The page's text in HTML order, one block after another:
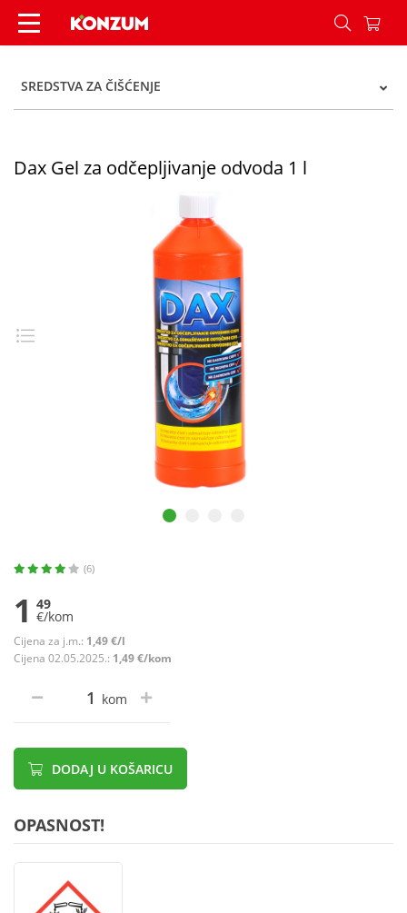
Dax Gel za odčepljivanje odvoda 1 l - Konzum
SREDSTVA ZA ČIŠĆENJE
Dax Gel za odčepljivanje odvoda 1 l
(6)
1 49
€/kom
Cijena za j.m.: 1,49 €/l
Cijena 02.05.2025.: 1,49 €/kom
kom
DODAJ U KOŠARICU
OPASNOST!